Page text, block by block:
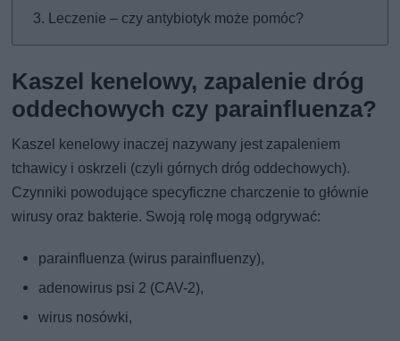
Leczenie – czy antybiotyk może pomóc?
Kaszel kenelowy, zapalenie dróg
oddechowych czy parainfluenza?
Kaszel kenelowy inaczej nazywany jest zapaleniem
tchawicy i oskrzeli (czyli górnych dróg oddechowych).
Czynniki powodujące specyficzne charczenie to głównie
wirusy oraz bakterie. Swoją rolę mogą odgrywać:
parainfluenza (wirus parainfluenzy),
adenowirus psi 2 (CAV-2),
wirus nosówki,